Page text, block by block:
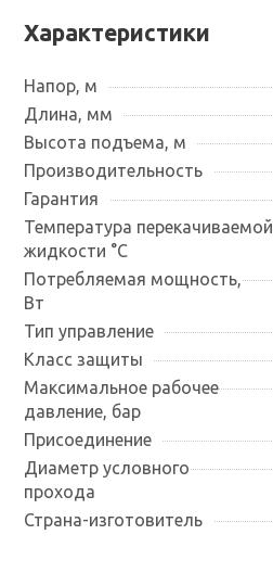
Характеристики
Напор, м
Длина, мм
Высота подъема, м
Производительность
Гарантия
Температура перекачиваемой
жидкости °С
Потребляемая мощность,
Вт
Тип управление
Класс защиты
Максимальное рабочее
давление, бар
Присоединение
Диаметр условного
прохода
Страна-изготовитель